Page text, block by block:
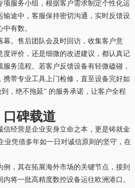
项服务小组，根据客户需求制定个性化运
输途中，客服保持密切沟通，实时反馈设
有数。
幕。售后团队会及时回访，收集客户意
度评价，还是细微的改进建议，都认真记
务流程。若客户反馈设备有轻微磕碰，
携带专业工具上门检修，直至设备完好如
，绝不拖延” 的服务承诺，让客户全程
口碑载道
信经营是企业安身立命之本，更是铸就金
业凭借多年如一日对诚信原则的坚守，在
例，其在拓展海外市场的关键节点，接到
将一批高精度数控设备运往欧洲港口。